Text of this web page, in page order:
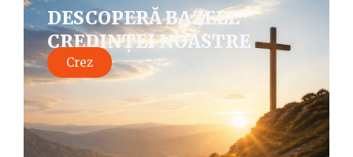
DESCOPERĂ BAZELE
CREDINȚEI NOASTRE
Crez